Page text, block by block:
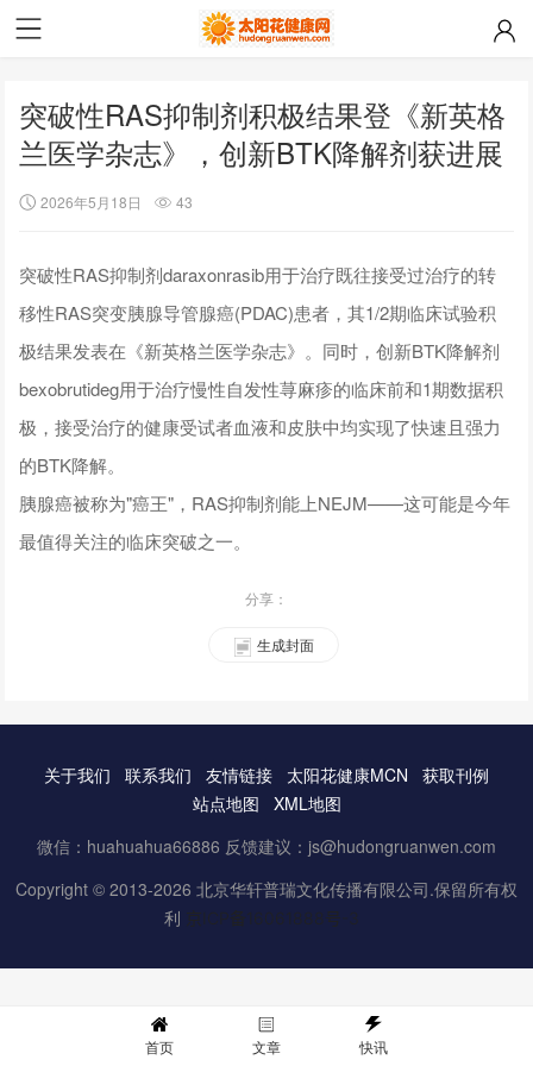
突破性RAS抑制剂积极结果登《新英格
兰医学杂志》，创新BTK降解剂获进展
2026年5月18日 43
突破性RAS抑制剂daraxonrasib用于治疗既往接受过治疗的转
移性RAS突变胰腺导管腺癌(PDAC)患者，其1/2期临床试验积
极结果发表在《新英格兰医学杂志》。同时，创新BTK降解剂
bexobrutideg用于治疗慢性自发性荨麻疹的临床前和1期数据积
极，接受治疗的健康受试者血液和皮肤中均实现了快速且强力
的BTK降解。
胰腺癌被称为"癌王"，RAS抑制剂能上NEJM——这可能是今年
最值得关注的临床突破之一。
分享：
生成封面
关于我们 联系我们 友情链接 太阳花健康MCN
获取刊例
站点地图
XML地图
微信：huahuahua66886 反馈建议：js@hudongruanwen.com
Copyright © 2013-2026 北京华轩普瑞文化传播有限公司.保留所有权
利 京ICP备16061888号-3
首页 文章 快讯